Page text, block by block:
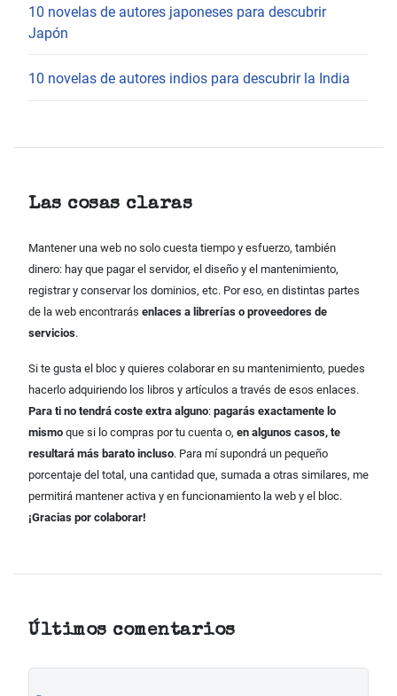
10 novelas de autores japoneses para descubrir
Japón
10 novelas de autores indios para descubrir la India
Las cosas claras
Mantener una web no solo cuesta tiempo y esfuerzo, también
dinero: hay que pagar el servidor, el diseño y el mantenimiento,
registrar y conservar los dominios, etc. Por eso, en distintas partes
de la web encontrarás enlaces a librerías o proveedores de
servicios.
Si te gusta el bloc y quieres colaborar en su mantenimiento, puedes
hacerlo adquiriendo los libros y artículos a través de esos enlaces.
Para ti no tendrá coste extra alguno: pagarás exactamente lo
mismo que si lo compras por tu cuenta o, en algunos casos, te
resultará más barato incluso. Para mí supondrá un pequeño
porcentaje del total, una cantidad que, sumada a otras similares, me
permitirá mantener activa y en funcionamiento la web y el bloc.
¡Gracias por colaborar!
Últimos comentarios